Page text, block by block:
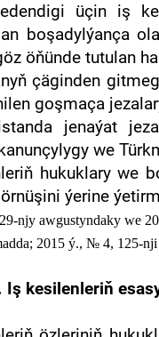
üçin iş
boşadylýança
öňünde tutulan
çäginden
goşmaça
jenaýat
we
hukuklary we
ýerine
njy awgustyndaky we
; 2015 ý., № 4, 125-nji
Iş kesilenleriň